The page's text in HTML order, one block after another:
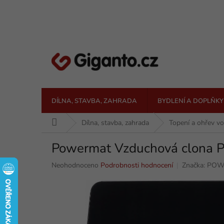
DÍLNA, STAVBA, ZAHRADA BYDLENÍ A DOPLŇKY
Dílna, stavba, zahrada Topení a ohřev
Powermat Vzduchová clona
Průměrné
Neohodnoceno Podrobnosti hodnocení Značka: